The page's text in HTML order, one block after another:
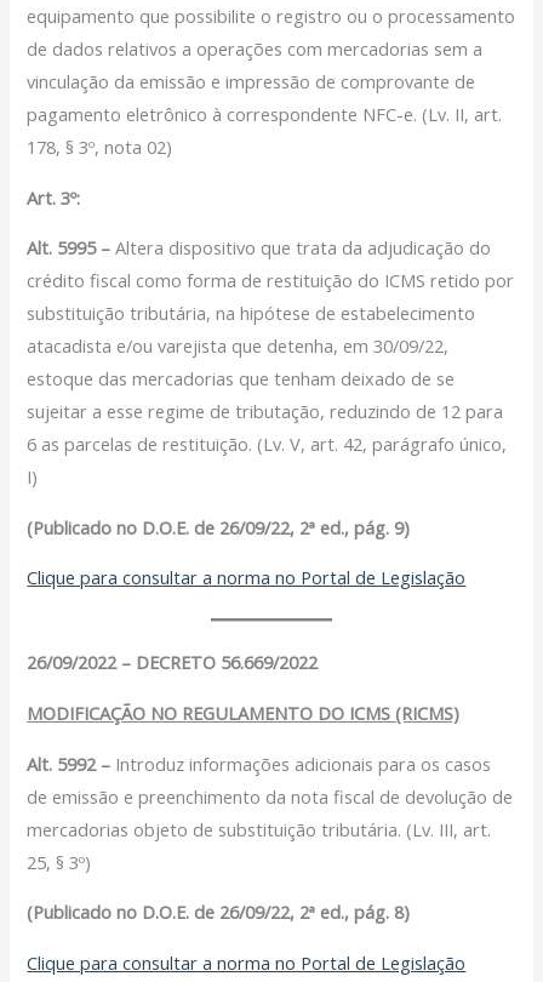
equipamento que possibilite o registro ou o processamento
de dados relativos a operações com mercadorias sem a
vinculação da emissão e impressão de comprovante de
pagamento eletrônico à correspondente NFC-e. (Lv. II, art.
178, § 3º, nota 02)
Art. 3º:
Alt. 5995 –Altera dispositivo que trata da adjudicação do
crédito fiscal como forma de restituição do ICMS retido por
substituição tributária, na hipótese de estabelecimento
atacadista e/ou varejista que detenha, em 30/09/22,
estoque das mercadorias que tenham deixado de se
sujeitar a esse regime de tributação, reduzindo de 12 para
6 as parcelas de restituição. (Lv. V, art. 42, parágrafo único,
I)
(Publicado no D.O.E. de 26/09/22, 2ª ed., pág. 9)
Clique para consultar a norma no Portal de Legislação
26/09/2022 – DECRETO 56.669/2022
MODIFICAÇÃO NO REGULAMENTO DO ICMS (RICMS)
Alt. 5992 – Introduz informações adicionais para os casos
de emissão e preenchimento da nota fiscal de devolução de
mercadorias objeto de substituição tributária. (Lv. III, art.
25, § 3º)
(Publicado no D.O.E. de 26/09/22, 2ª ed., pág. 8)
Clique para consultar a norma no Portal de Legislação